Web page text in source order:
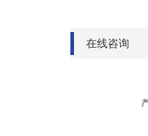
在线咨询